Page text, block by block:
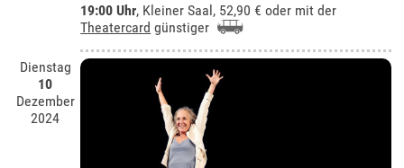
19:00 Uhr, Kleiner Saal, 52,90 € oder mit der
Theatercard günstiger
Dienstag
10
Dezember
2024